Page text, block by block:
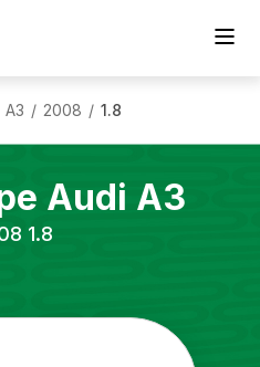
A3 / 2008 / 1.8
Audi A3
1.8